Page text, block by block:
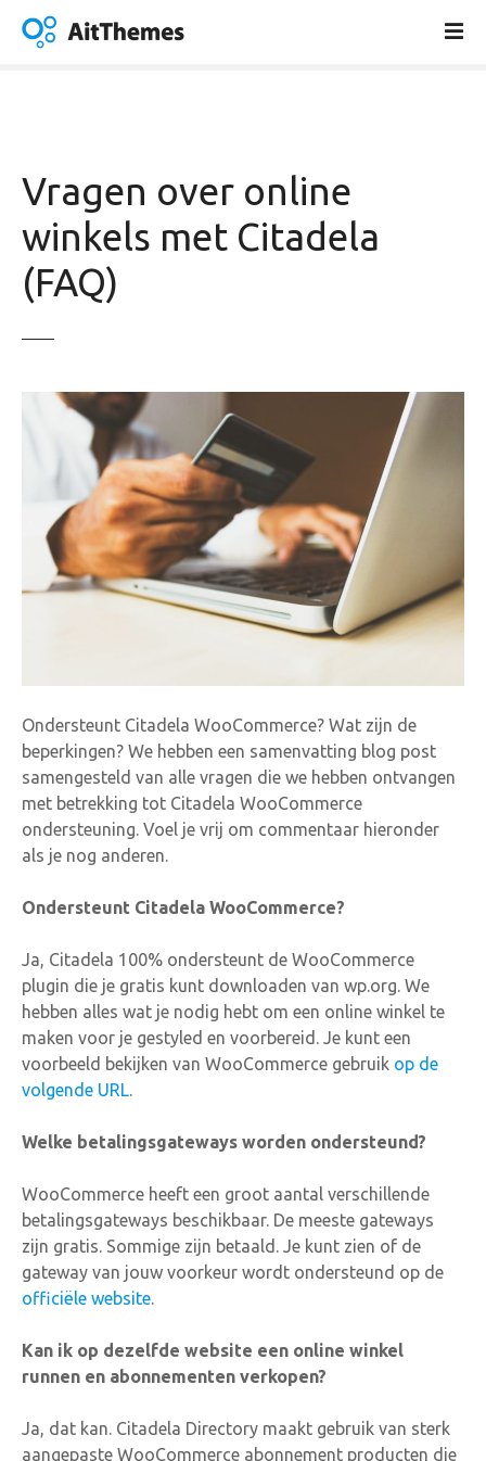
Vragen over online
winkels met Citadela
(FAQ)
Ondersteunt Citadela WooCommerce? Wat zijn de
beperkingen? We hebben een samenvatting blog post
samengesteld van alle vragen die we hebben ontvangen
met betrekking tot Citadela WooCommerce
ondersteuning. Voel je vrij om commentaar hieronder
als je nog anderen.
Ondersteunt Citadela WooCommerce?
Ja, Citadela 100% ondersteunt de WooCommerce
plugin die je gratis kunt downloaden van wp.org. We
hebben alles wat je nodig hebt om een online winkel te
maken voor je gestyled en voorbereid. Je kunt een
voorbeeld bekijken van WooCommerce gebruik op de
volgende URL.
Welke betalingsgateways worden ondersteund?
WooCommerce heeft een groot aantal verschillende
betalingsgateways beschikbaar. De meeste gateways
zijn gratis. Sommige zijn betaald. Je kunt zien of de
gateway van jouw voorkeur wordt ondersteund op de
officiële website.
Kan ik op dezelfde website een online winkel
runnen en abonnementen verkopen?
Ja, dat kan. Citadela Directory maakt gebruik van sterk
aangepaste WooCommerce abonnement producten die